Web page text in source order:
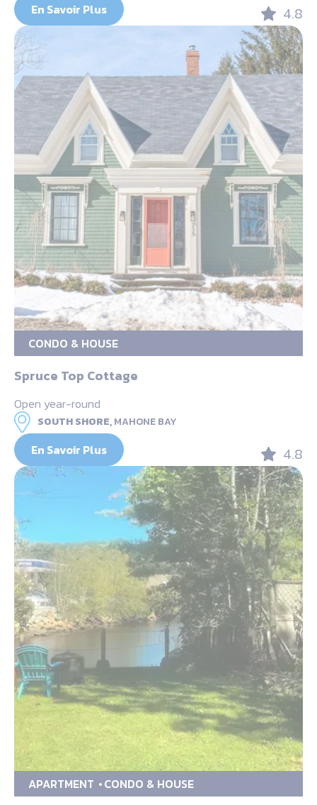
En Savoir Plus 4.8
CONDO & HOUSE
Spruce Top Cottage
Open year-round
SOUTH SHORE,MAHONE BAY
En Savoir Plus 4.8
APARTMENT CONDO & HOUSE